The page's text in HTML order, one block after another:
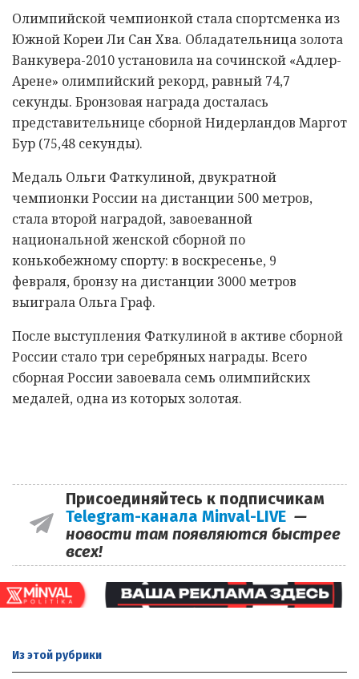
Олимпийской чемпионкой стала спортсменка из
Южной Кореи Ли Сан Хва. Обладательница золота
Ванкувера-2010 установила на сочинской «Адлер-
Арене» олимпийский рекорд, равный 74,7
секунды. Бронзовая награда досталась
представительнице сборной Нидерландов Маргот
Бур (75,48 секунды).
Медаль Ольги Фаткулиной, двукратной
чемпионки России на дистанции 500 метров,
стала второй наградой, завоеванной
национальной женской сборной по
конькобежному спорту: в воскресенье, 9
февраля, бронзу на дистанции 3000 метров
выиграла Ольга Граф.
После выступления Фаткулиной в активе сборной
России стало три серебряных награды. Всего
сборная России завоевала семь олимпийских
медалей, одна из которых золотая.
Присоединяйтесь к подписчикам
Telegram-канала Minval-LIVE —
новости там появляются быстрее
всех!
Из этой рубрики